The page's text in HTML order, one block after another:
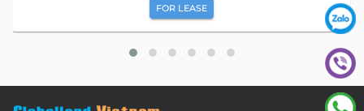
FOR LEASE